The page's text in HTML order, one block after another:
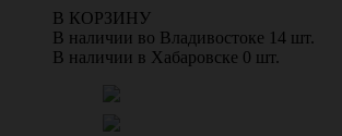
В КОРЗИНУ
В наличии во Владивостоке 14 шт.
В наличии в Хабаровске 0 шт.